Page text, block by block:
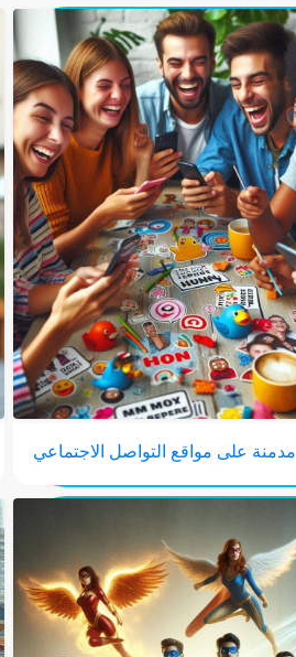
على مواقع التواصل الاجتماعي